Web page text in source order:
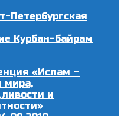
Петербургская
Курбан-байрам
«Ислам –
мира,
и